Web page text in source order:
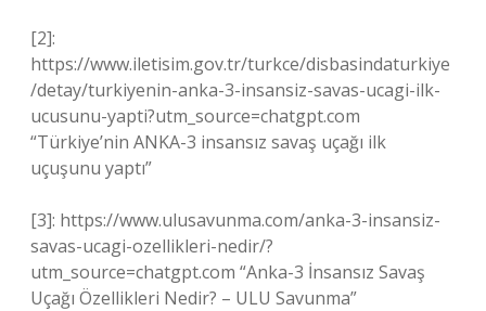
[2]:
https://www.iletisim.gov.tr/turkce/disbasindaturkiye
/detay/turkiyenin-anka-3-insansiz-savas-ucagi-ilk-
ucusunu-yapti?utm_source=chatgpt.com
“Türkiye’nin ANKA-3 insansız savaş uçağı ilk
uçuşunu yaptı”
[3]: https://www.ulusavunma.com/anka-3-insansiz-
savas-ucagi-ozellikleri-nedir/?
utm_source=chatgpt.com “Anka-3 İnsansız Savaş
Uçağı Özellikleri Nedir? – ULU Savunma”